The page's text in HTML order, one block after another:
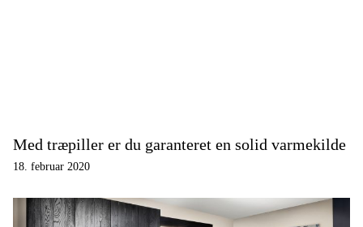
Med træpiller er du garanteret en solid varmekilde
18. februar 2020